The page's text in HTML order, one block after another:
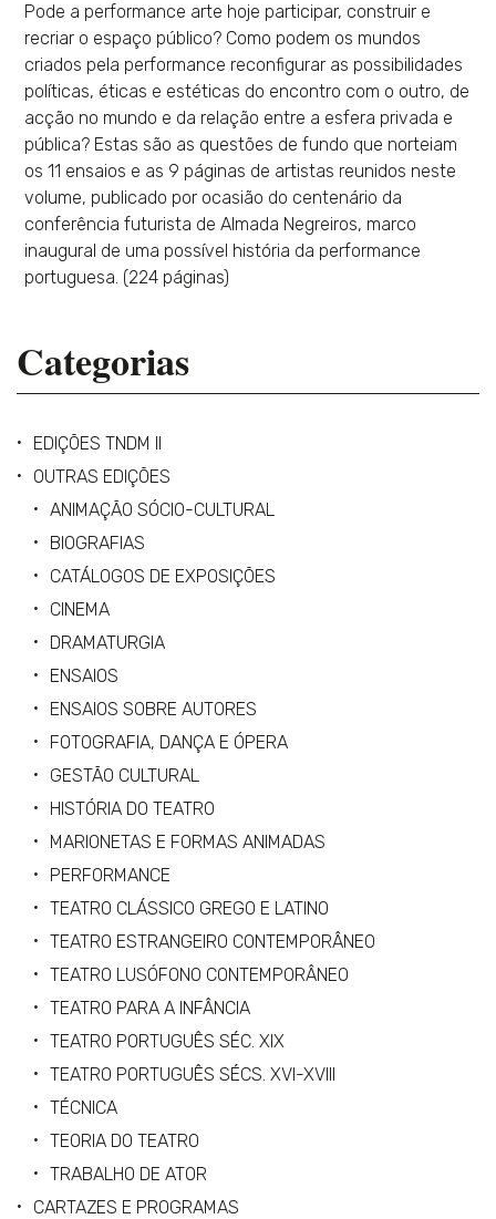
Pode a performance arte hoje participar, construir e
recriar o espaço público? Como podem os mundos
criados pela performance reconfigurar as possibilidades
políticas, éticas e estéticas do encontro com o outro, de
acção no mundo e da relação entre a esfera privada e
pública? Estas são as questões de fundo que norteiam
os 11 ensaios e as 9 páginas de artistas reunidos neste
volume, publicado por ocasião do centenário da
conferência futurista de Almada Negreiros, marco
inaugural de uma possível história da performance
portuguesa. (224 páginas)
Categorias
EDIÇÕES TNDM II
OUTRAS EDIÇÕES
ANIMAÇÃO SÓCIO-CULTURAL
BIOGRAFIAS
CATÁLOGOS DE EXPOSIÇÕES
CINEMA
DRAMATURGIA
ENSAIOS
ENSAIOS SOBRE AUTORES
FOTOGRAFIA, DANÇA E ÓPERA
GESTÃO CULTURAL
HISTÓRIA DO TEATRO
MARIONETAS E FORMAS ANIMADAS
PERFORMANCE
TEATRO CLÁSSICO GREGO E LATINO
TEATRO ESTRANGEIRO CONTEMPORÂNEO
TEATRO LUSÓFONO CONTEMPORÂNEO
TEATRO PARA A INFÂNCIA
TEATRO PORTUGUÊS SÉC. XIX
TEATRO PORTUGUÊS SÉCS. XVI-XVIII
TÉCNICA
TEORIA DO TEATRO
TRABALHO DE ATOR
CARTAZES E PROGRAMAS